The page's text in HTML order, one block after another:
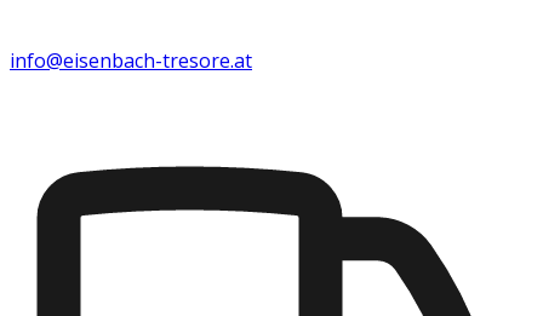
info@eisenbach-tresore.at